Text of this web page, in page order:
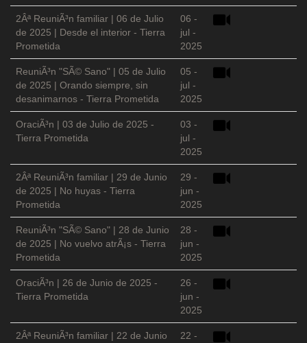
2Âª ReuniÃ³n familiar | 06 de Julio
de 2025 | Desde el interior - Tierra
Prometida
06 -
jul -
2025
ReuniÃ³n "SÃ© Sano" | 05 de Julio
de 2025 | Orando siempre, sin
desanimarnos - Tierra Prometida
05 -
jul -
2025
OraciÃ³n | 03 de Julio de 2025 -
Tierra Prometida
03 -
jul -
2025
2Âª ReuniÃ³n familiar | 29 de Junio
de 2025 | No huyas - Tierra
Prometida
29 -
jun -
2025
ReuniÃ³n "SÃ© Sano" | 28 de Junio
de 2025 | No vuelvo atrÃ¡s - Tierra
Prometida
28 -
jun -
2025
OraciÃ³n | 26 de Junio de 2025 -
Tierra Prometida
26 -
jun -
2025
2Âª ReuniÃ³n familiar | 22 de Junio
22 -